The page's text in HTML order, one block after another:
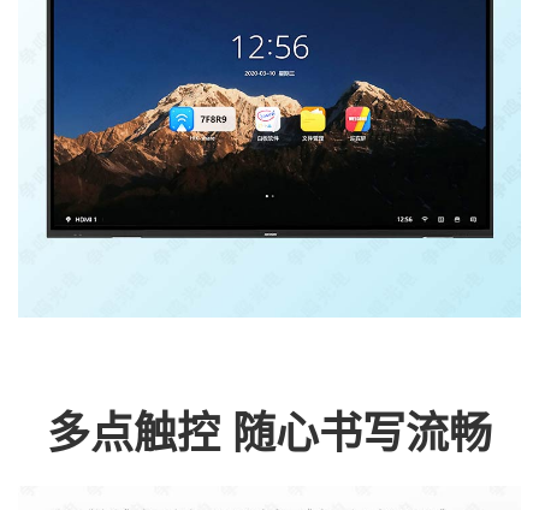
多点触控 随心书写流畅